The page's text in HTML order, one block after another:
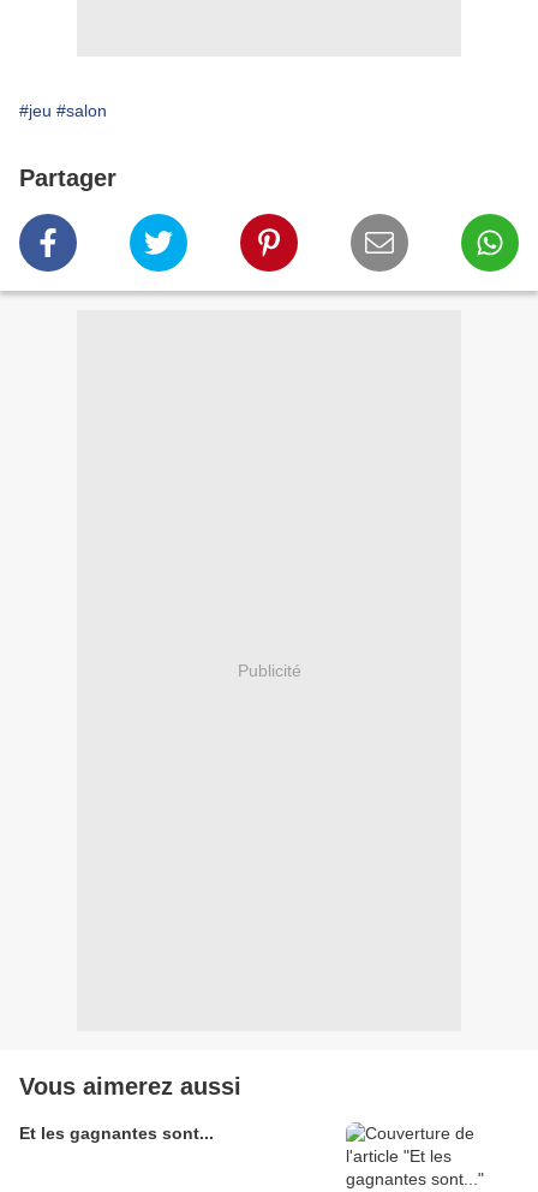
#jeu #salon
Partager
Publicité
Vous aimerez aussi
Et les gagnantes sont...